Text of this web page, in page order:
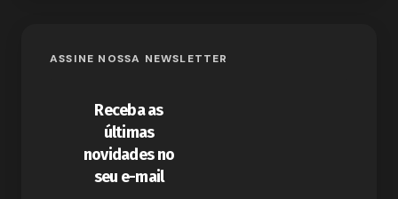
ASSINE NOSSA NEWSLETTER
Receba as
últimas
novidades no
seu e-mail